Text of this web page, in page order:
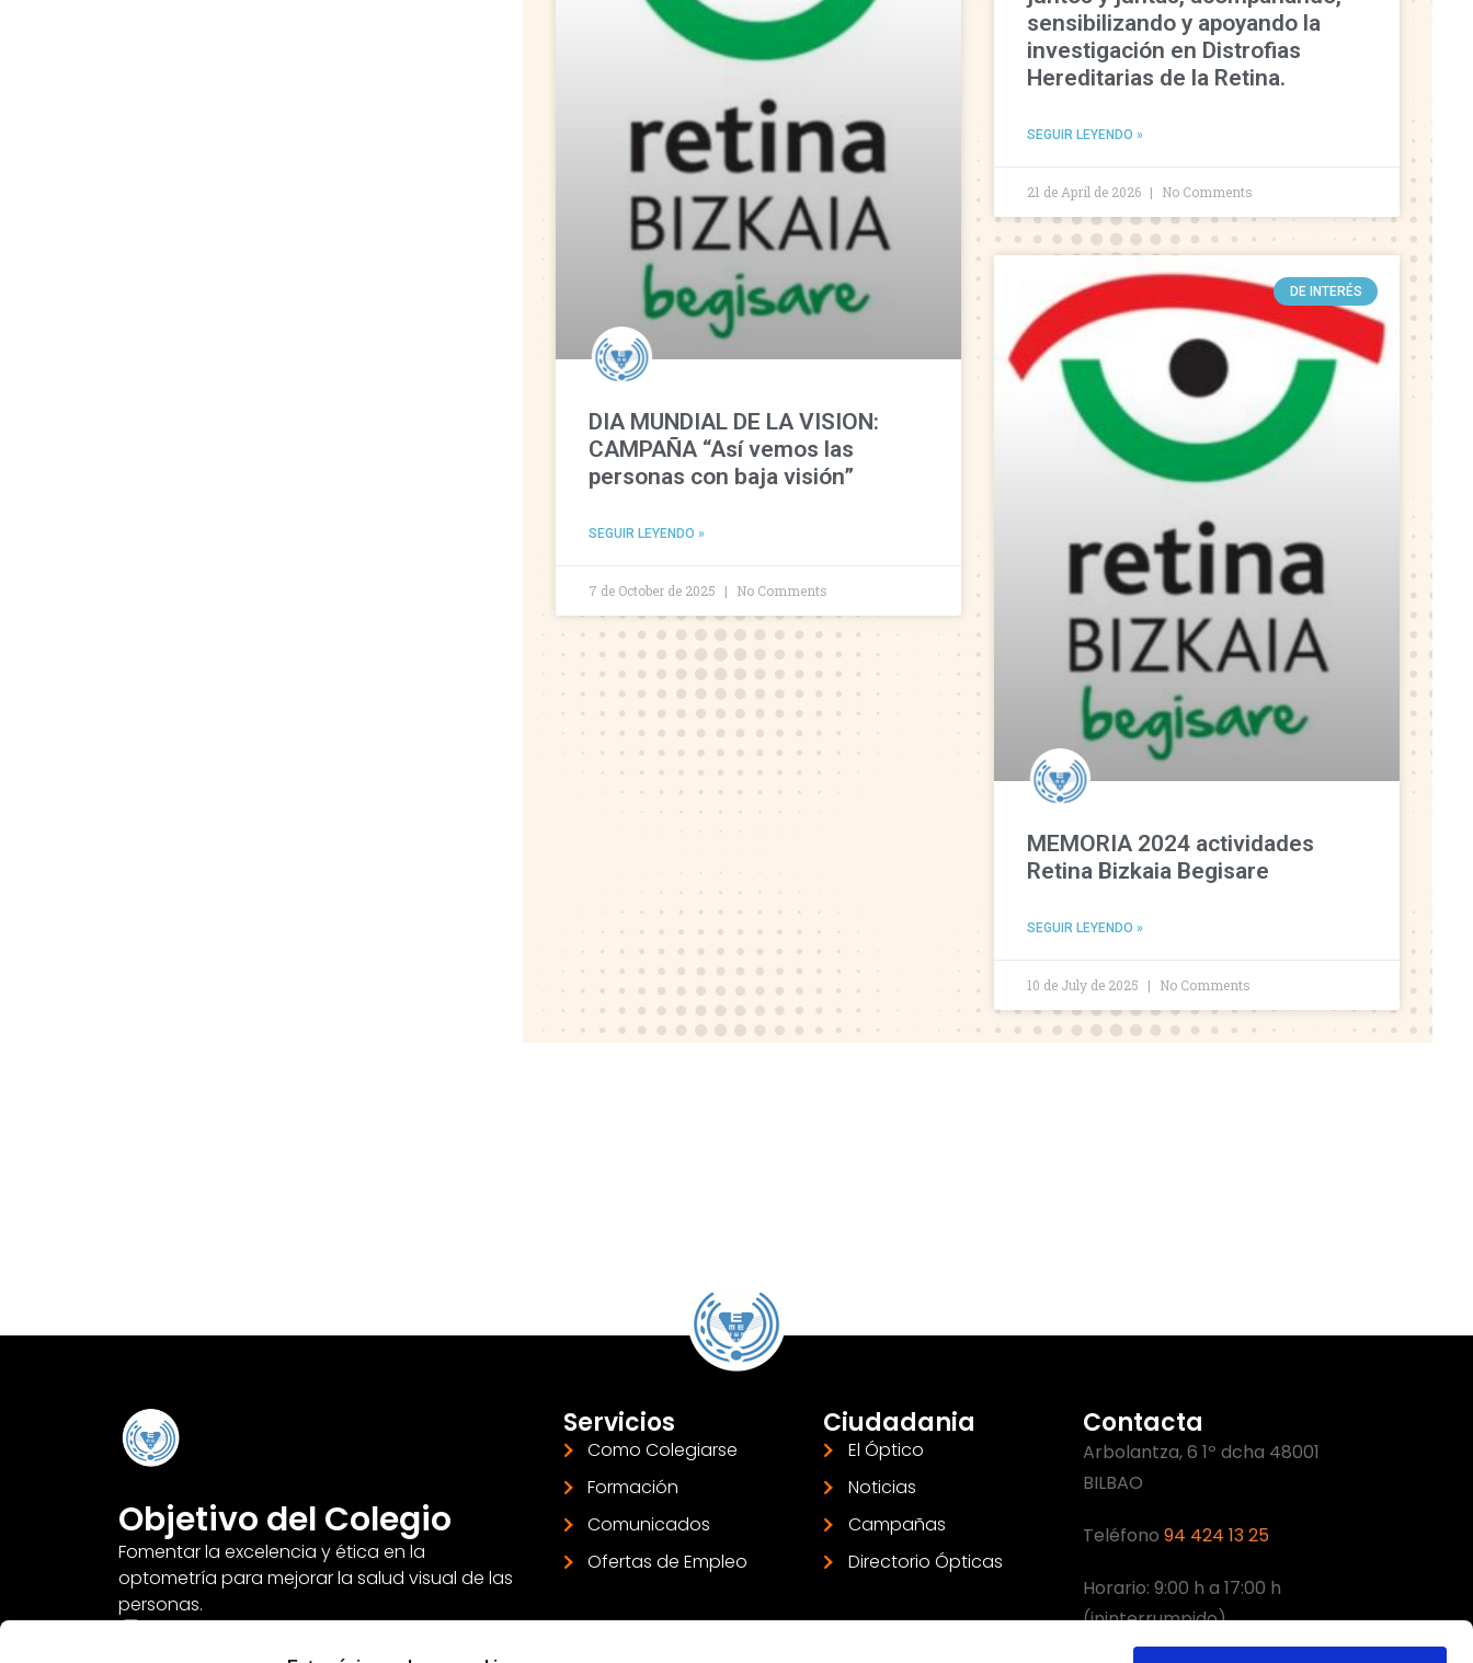
sensibilizando y apoyando la
investigación en Distrofias
Hereditarias de la Retina.
SEGUIR LEYENDO »
21 de April de 2026 No Comments
DIA MUNDIAL DE LA VISION:
CAMPAÑA “Así vemos las
personas con baja visión”
SEGUIR LEYENDO »
7 de October de 2025 No Comments
DE INTERÉS
MEMORIA 2024 actividades
Retina Bizkaia Begisare
SEGUIR LEYENDO »
10 de July de 2025 No Comments
Objetivo del Colegio
Fomentar la excelencia y ética en la
optometría para mejorar la salud visual de las
personas.
Servicios
Como Colegiarse
Formación
Comunicados
Ofertas de Empleo
Ciudadania
El Óptico
Noticias
Campañas
Directorio Ópticas
Contacta
Arbolantza, 6 1º dcha 48001
BILBAO
Teléfono94 424 13 25
Horario: 9:00 h a 17:00 h
(ininterrumpido)